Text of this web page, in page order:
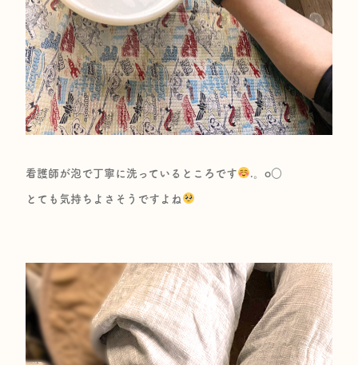
看護師が泡で丁寧に洗っているところです .。o○
とても気持ちよさそうですよね